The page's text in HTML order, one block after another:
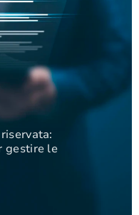
gestire leuna
le tue pratiche.